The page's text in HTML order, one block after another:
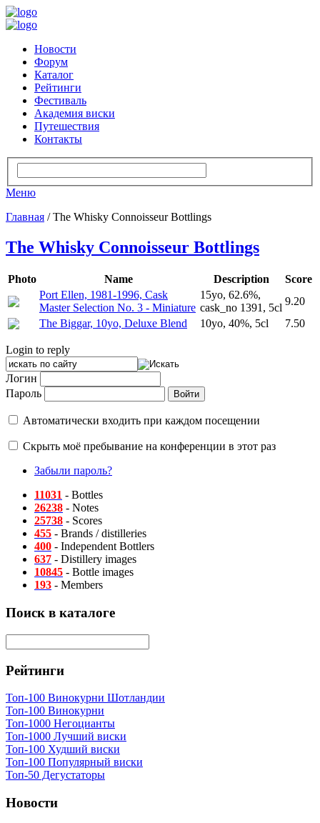
Новости
Форум
Каталог
Рейтинги
Фестиваль
Академия виски
Путешествия
Контакты
Меню
Главная / The Whisky Connoisseur Bottlings
The Whisky Connoisseur Bottlings
Photo Name Description
Score
Port Ellen, 1981-1996, Cask
Master Selection No. 3 - Miniature
15yo, 62.6%,
cask_no 1391, 5cl
9.20
The Biggar, 10yo, Deluxe Blend
10yo, 40%, 5cl 7.50
Login to reply
Логин
Пароль
Автоматически входить при каждом посещении
Скрыть моё пребывание на конференции в этот раз
Забыли пароль?
11031 - Bottles
26238 - Notes
25738 - Scores
455 - Brands / distilleries
400 - Independent Bottlers
637 - Distillery images
10845 - Bottle images
193 - Members
Поиск в каталоге
Рейтинги
Топ-100 Винокурни Шотландии
Топ-100 Винокурни
Топ-1000 Негоцианты
Топ-1000 Лучший виски
Топ-100 Худший виски
Топ-100 Популярный виски
Топ-50 Дегустаторы
Новости